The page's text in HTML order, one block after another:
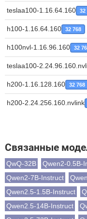
teslaa100-1.16.64.160 32
h100-1.16.64.160 32 768
h100nvl-1.16.96.160 32
teslaa100-
h200-1.16.128.160 32 768
h200-2.24.256.160.nvlink
Связанные
QwQ-32B Qwen2-0.5B-
Qwen2-7B-Instruct
Qwen2.5-1.5B-Instruct
Qwen2.5-14B-Instruct